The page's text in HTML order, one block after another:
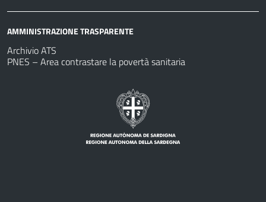
AMMINISTRAZIONE TRASPARENTE
Archivio ATS
PNES – Area contrastare la povertà sanitaria